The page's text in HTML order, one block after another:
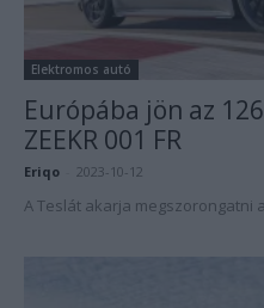
Elektromos autó
Európába jön az
ZEEKR 001 FR
Eriqo 2023-10-12
A Teslát akarja megszorongatni